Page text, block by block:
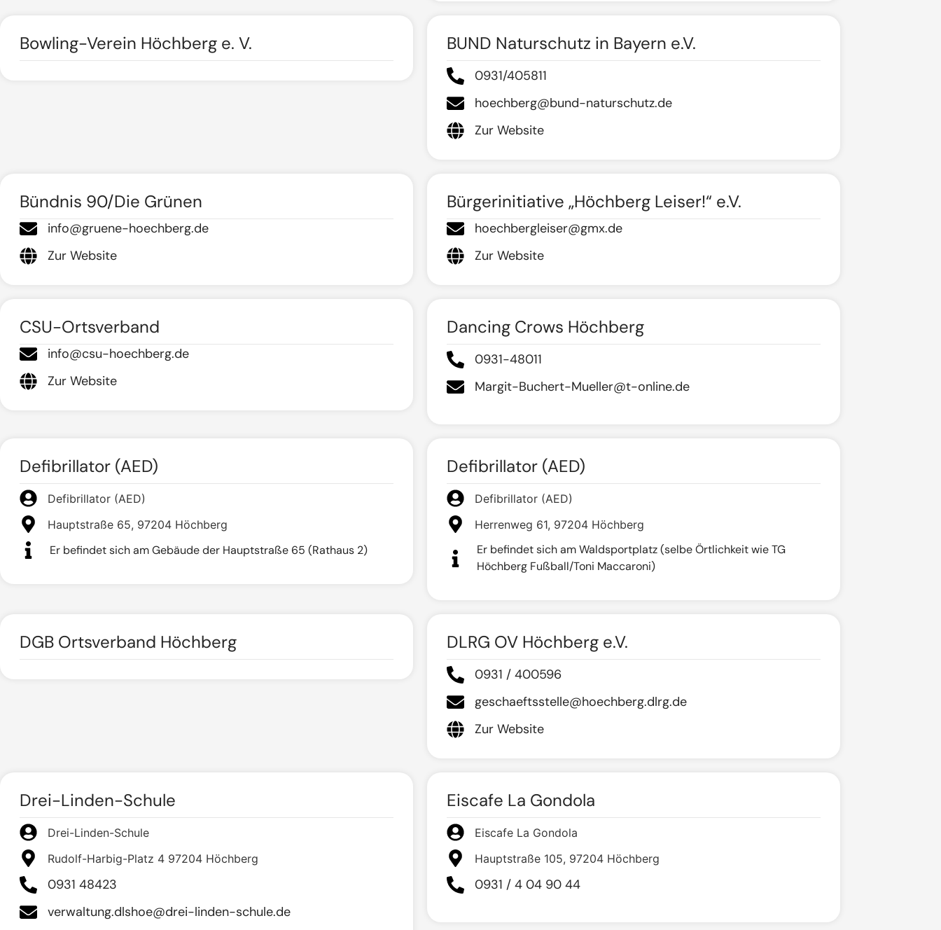
Bowling-Verein Höchberg e. V. BUND Naturschutz in Bayern e.V.
0931/405811
hoechberg@bund-naturschutz.de
Zur Website
Bündnis 90/Die Grünen
info@gruene-hoechberg.de
Zur Website
Bürgerinitiative „Höchberg Leiser!“ e.V.
hoechbergleiser@gmx.de
Zur Website
CSU-Ortsverband
info@csu-hoechberg.de
Zur Website
Dancing Crows Höchberg
0931-48011
Margit-Buchert-Mueller@t-online.de
Defibrillator (AED)
Defibrillator (AED)
Hauptstraße 65, 97204 Höchberg
Er befindet sich am Gebäude der Hauptstraße 65 (Rathaus 2)
Defibrillator (AED)
Defibrillator (AED)
Herrenweg 61, 97204 Höchberg
Er befindet sich am Waldsportplatz (selbe Örtlichkeit wie TG
Höchberg Fußball/Toni Maccaroni)
DGB Ortsverband Höchberg DLRG OV Höchberg e.V.
0931 / 400596
geschaeftsstelle@hoechberg.dlrg.de
Zur Website
Drei-Linden-Schule
Drei-Linden-Schule
Rudolf-Harbig-Platz 4 97204 Höchberg
0931 48423
verwaltung.dlshoe@drei-linden-schule.de
Eiscafe La Gondola
Eiscafe La Gondola
Hauptstraße 105, 97204 Höchberg
0931 / 4 04 90 44